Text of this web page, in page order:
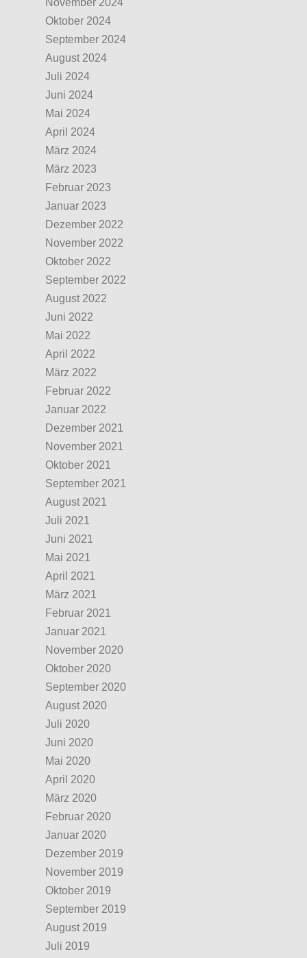
November 2024
Oktober 2024
September 2024
August 2024
Juli 2024
Juni 2024
Mai 2024
April 2024
März 2024
März 2023
Februar 2023
Januar 2023
Dezember 2022
November 2022
Oktober 2022
September 2022
August 2022
Juni 2022
Mai 2022
April 2022
März 2022
Februar 2022
Januar 2022
Dezember 2021
November 2021
Oktober 2021
September 2021
August 2021
Juli 2021
Juni 2021
Mai 2021
April 2021
März 2021
Februar 2021
Januar 2021
November 2020
Oktober 2020
September 2020
August 2020
Juli 2020
Juni 2020
Mai 2020
April 2020
März 2020
Februar 2020
Januar 2020
Dezember 2019
November 2019
Oktober 2019
September 2019
August 2019
Juli 2019